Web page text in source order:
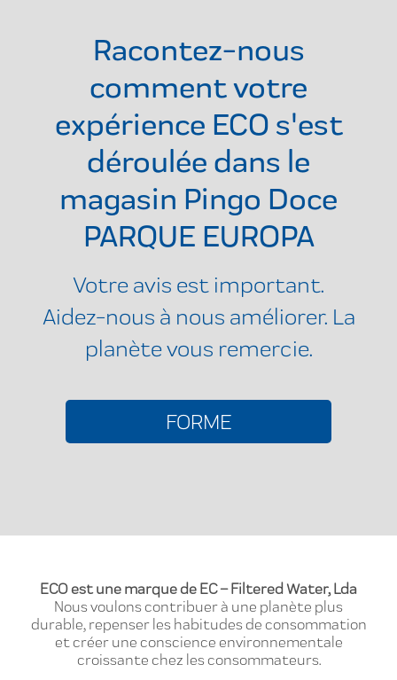
Racontez-nous
comment votre
expérience ECO s'est
déroulée dans le
magasin Pingo Doce
PARQUE EUROPA
Votre avis est important.
Aidez-nous à nous améliorer. La
planète vous remercie.
FORME
ECO est une marque de EC – Filtered Water, Lda
Nous voulons contribuer à une planète plus
durable, repenser les habitudes de consommation
et créer une conscience environnementale
croissante chez les consommateurs.